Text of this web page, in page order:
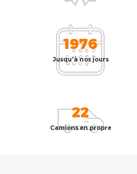
1976
Jusqu'à nos jours
22
Camions en propre